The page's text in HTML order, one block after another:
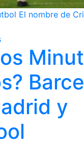
El nombre de
y